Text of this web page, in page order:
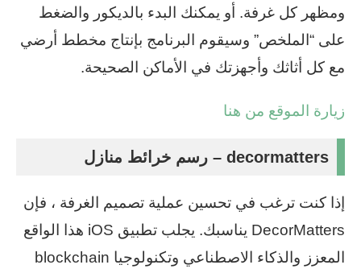
ومظهر كل غرفة. أو يمكنك البدء بالديكور والضغط
على “الملخص” وسيقوم البرنامج بإنتاج مخطط أرضي
مع كل أثاثك وأجهزتك في الأماكن الصحيحة.
زيارة الموقع من هنا
decormatters – رسم خرائط منازل
إذا كنت ترغب في تحسين عملية تصميم الغرفة ، فإن
DecorMatters يناسبك. يجلب تطبيق iOS هذا الواقع
المعزز والذكاء الاصطناعي وتكنولوجيا blockchain